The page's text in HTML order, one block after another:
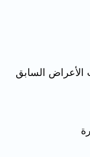
السابق